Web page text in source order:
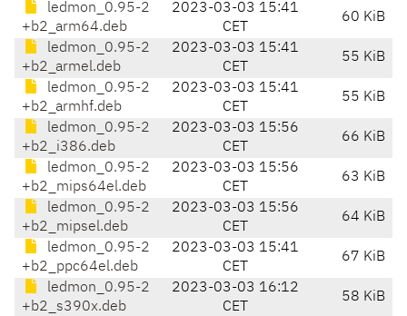
ledmon_0.95-2
+b2_arm64.deb
2023-03-03 15:41
CET
60 KiB
ledmon_0.95-2
+b2_armel.deb
2023-03-03 15:41
CET
55 KiB
ledmon_0.95-2
+b2_armhf.deb
2023-03-03 15:41
CET
55 KiB
ledmon_0.95-2
+b2_i386.deb
2023-03-03 15:56
CET
66 KiB
ledmon_0.95-2
+b2_mips64el.deb
2023-03-03 15:56
CET
63 KiB
ledmon_0.95-2
+b2_mipsel.deb
2023-03-03 15:56
CET
64 KiB
ledmon_0.95-2
+b2_ppc64el.deb
2023-03-03 15:41
CET
67 KiB
ledmon_0.95-2
+b2_s390x.deb
2023-03-03 16:12
CET
58 KiB